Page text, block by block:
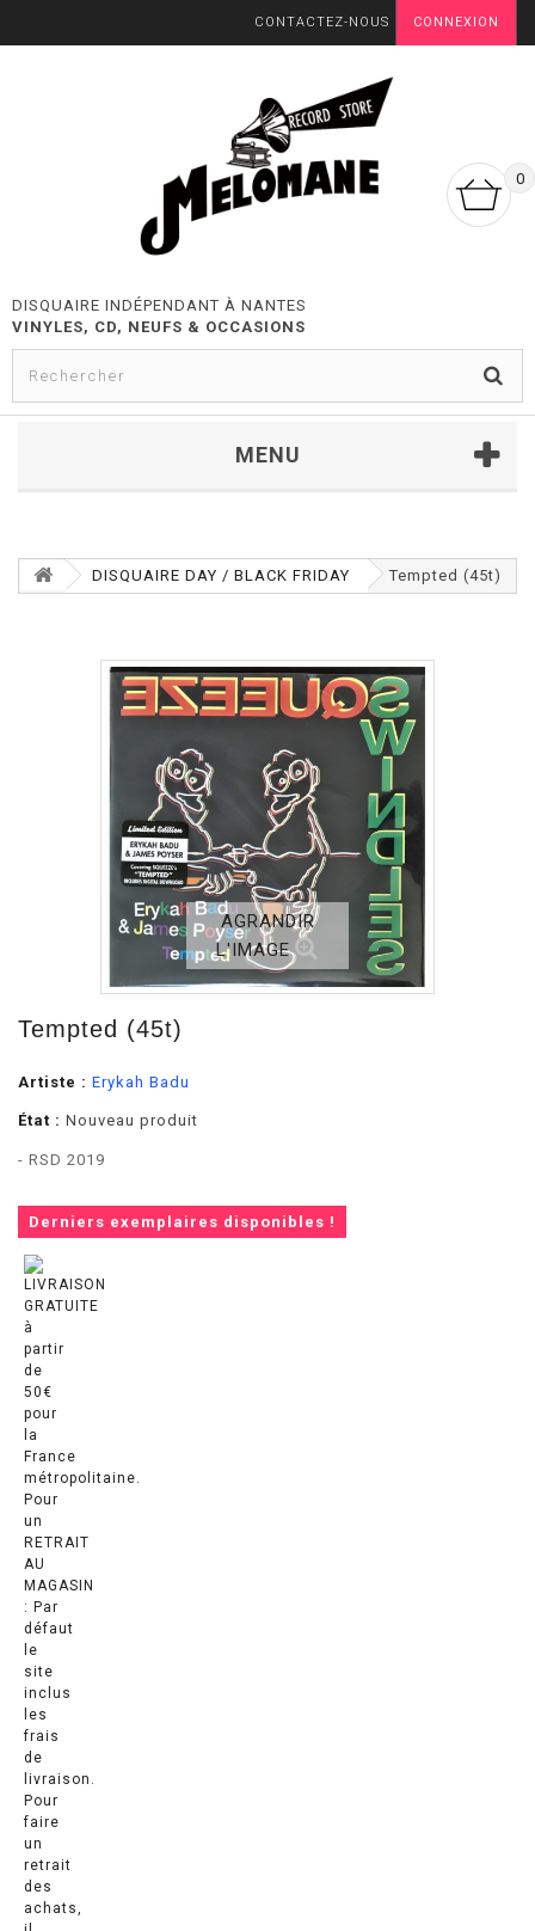
CONNEXION
CONTACTEZ-NOUS
0
DISQUAIRE INDÉPENDANT À NANTES
VINYLES, CD, NEUFS & OCCASIONS
MENU
DISQUAIRE DAY / BLACK FRIDAY Tempted (45t)
AGRANDIR
L'IMAGE
Tempted (45t)
Artiste : Erykah Badu
État : Nouveau produit
- RSD 2019
Derniers exemplaires disponibles !